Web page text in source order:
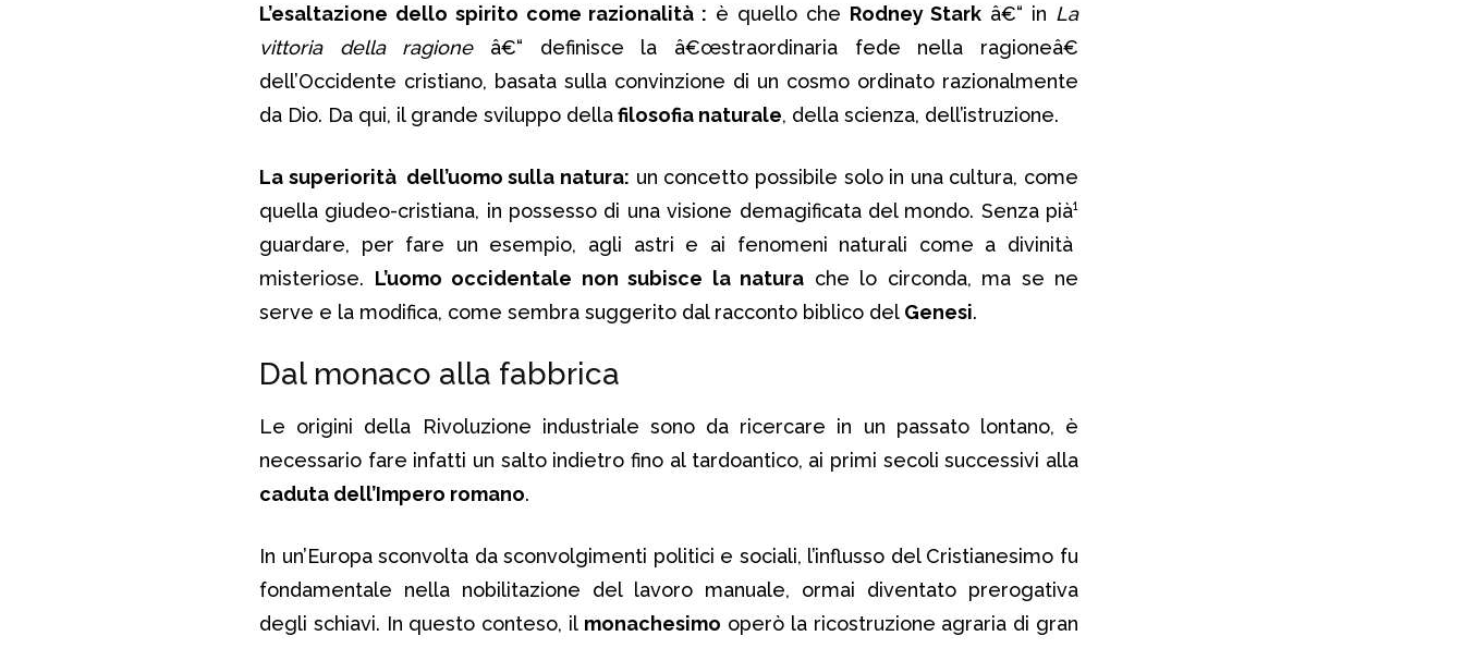
L’esaltazione dello spirito come razionalità : è quello che Rodney Stark â€“ in La
vittoria della ragioneâ€“ definisce la â€œstraordinaria fede nella ragioneâ€
dell’Occidente cristiano, basata sulla convinzione di un cosmo ordinato razionalmente
da Dio. Da qui, il grande sviluppo dellafilosofia naturale, della scienza, dell’istruzione.
La superiorità dell’uomo sulla natura: un concetto possibile solo in una cultura, come
quella giudeo-cristiana, in possesso di una visione demagificata del mondo. Senza pià¹
guardare, per fare un esempio, agli astri e ai fenomeni naturali come a divinità
misteriose. L’uomo occidentale non subisce la natura che lo circonda, ma se ne
serve e la modifica, come sembra suggerito dal racconto biblico del Genesi.
Dal monaco alla fabbrica
Le origini della Rivoluzione industriale sono da ricercare in un passato lontano, è
necessario fare infatti un salto indietro fino al tardoantico, ai primi secoli successivi alla
caduta dell’Impero romano.
In un’Europa sconvolta da sconvolgimenti politici e sociali, l’influsso del Cristianesimo fu
fondamentale nella nobilitazione del lavoro manuale, ormai diventato prerogativa
degli schiavi. In questo conteso, il monachesimo operò la ricostruzione agraria di gran